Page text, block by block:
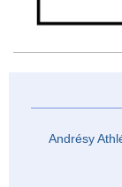
Andrésy